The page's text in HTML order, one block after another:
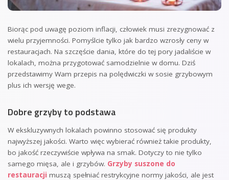
Biorąc pod uwagę poziom inflacji, człowiek musi zrezygnować z
wielu przyjemności. Pomyślcie tylko jak bardzo wzrosły ceny w
restauracjach. Na szczęście dania, które do tej pory jadaliście w
lokalach, można przygotować samodzielnie w domu. Dziś
przedstawimy Wam przepis na polędwiczki w sosie grzybowym
plus ich wersję wege.
Dobre grzyby to podstawa
W ekskluzywnych lokalach powinno stosować się produkty
najwyższej jakości. Warto więc wybierać również takie produkty,
bo jakość rzeczywiście wpływa na smak. Dotyczy to nie tylko
samego mięsa, ale i grzybów. Grzyby suszone do
restauracji muszą spełniać restrykcyjne normy jakości, ale jest